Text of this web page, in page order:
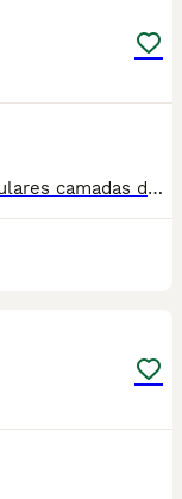
6️⃣4️⃣1️⃣9️⃣2️⃣2️⃣3️⃣9️⃣0️⃣📞📞📞📞 Espectaculares camadas de de machos y hembras de pesas de pelo corto chinchilla nacionales descendientes de las mejores líneas de sangre. Disponibles tanto hembras como machos. Las camadas están bajo supervisión veterinaria desde su nacimiento hasta que son entregadas a su nueva familia. Criados por un equipo de profesionales y mejores personas que, con más de 20 años de experiencia , cuidan a los animales por vocación, aplicando una cría ética y responsable para que cada cachorro se desarrolle con la mejor salud y con un buen temperamento. Todos los cachorritos se entregan con unos dos meses y medio de edad y sus vacunas correspondientes, desparasitados interna y externamente, con certificado de salud, y garantía tanto por enfermedad vírica como congénito genética. Posibilidad de entregar en toda España mediante transporte propio preparado para animales y con chofer privado. Los precios pueden variar según las características y morfología de cada cachorro. Añádenos al whats app o llámanos, y encantados atenderemos todas tus dudas y consultas. Teléfono / Whats app: 641 92 23 90